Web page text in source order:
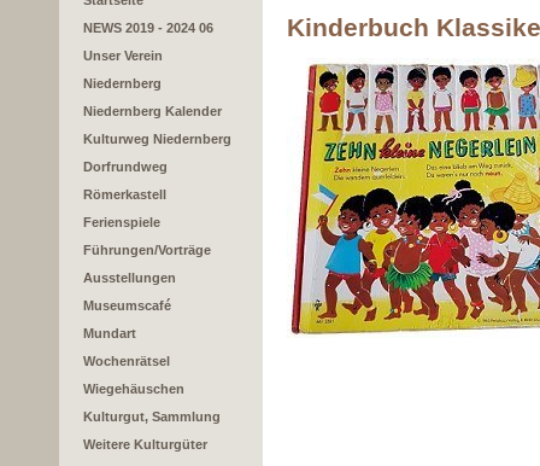
NEWS 2019 - 2024 06
Unser Verein
Niedernberg
Niedernberg Kalender
Kulturweg Niedernberg
Dorfrundweg
Römerkastell
Ferienspiele
Führungen/Vorträge
Ausstellungen
Museumscafé
Mundart
Wochenrätsel
Wiegehäuschen
Kulturgut, Sammlung
Weitere Kulturgüter
Kinderbuch